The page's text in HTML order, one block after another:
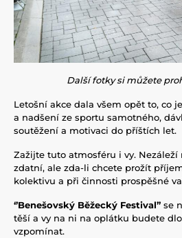
Další fotky si můžete
Letošní akce dala všem opět to, co
a nadšení ze sportu samotného,
soutěžení a motivaci do příštích let.
Zažijte tuto atmosféru i vy.
zdatní, ale zda-li chcete prožít
kolektivu a při činnosti prospěšné
‘’Benešovský Běžecký Festival’’ se
těší a vy na ni na oplátku budete
vzpomínat.